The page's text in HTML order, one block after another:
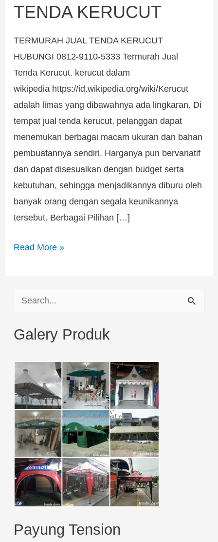
TENDA KERUCUT
TERMURAH JUAL TENDA KERUCUT
HUBUNGI 0812-9110-5333 Termurah Jual
Tenda Kerucut. kerucut dalam
wikipedia https://id.wikipedia.org/wiki/Kerucut
adalah limas yang dibawahnya ada lingkaran. Di
tempat jual tenda kerucut, pelanggan dapat
menemukan berbagai macam ukuran dan bahan
pembuatannya sendiri. Harganya pun bervariatif
dan dapat disesuaikan dengan budget serta
kebutuhan, sehingga menjadikannya diburu oleh
banyak orang dengan segala keunikannya
tersebut. Berbagai Pilihan […]
Read More »
a
h
f
o
:
Galery Produk
Payung Tension